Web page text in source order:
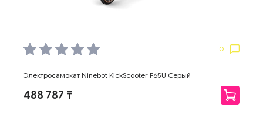
0
Электросамокат Ninebot KickScooter F65U Серый
488 787 ₸